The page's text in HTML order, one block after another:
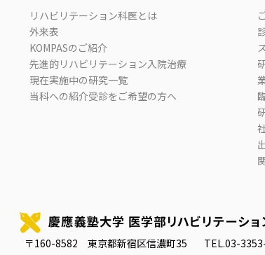
リハビリテーション科医とは
外来表
KOMPASのご紹介
先進的リハビリテーション入院治療
現在実施中の研究一覧
当科への紹介受診をご希望の方へ
〒160-8582 東京都新宿区信濃町35 TEL.03-